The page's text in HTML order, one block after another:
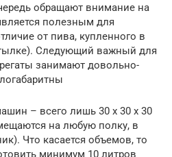
обращают внимание на
полезным для
от пива, купленного в
Следующий важный для
занимают довольно-
– всего лишь 30 х 30 х 30
на любую полку, в
Что касается объемов, то
минимум 10 литров